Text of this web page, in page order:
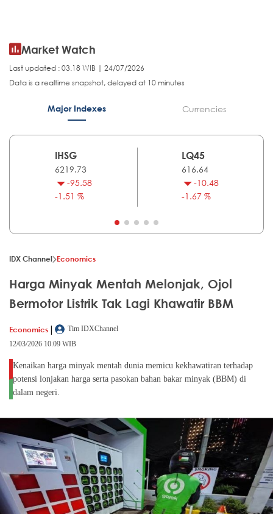
Market Watch
Last updated : 03.18 WIB | 24/07/2026
Data is a realtime snapshot, delayed at 10 minutes
Major Indexes Currencies
IHSG
6219.73
-95.58
-1.51 %
LQ45
616.64
-10.48
-1.67 %
IDX Channel Economics
Harga Minyak Mentah Melonjak, Ojol
Bermotor Listrik Tak Lagi Khawatir BBM
Economics |
Tim IDXChannel
12/03/2026 10:09 WIB
Kenaikan harga minyak mentah dunia memicu kekhawatiran terhadap
potensi lonjakan harga serta pasokan bahan bakar minyak (BBM) di
dalam negeri.